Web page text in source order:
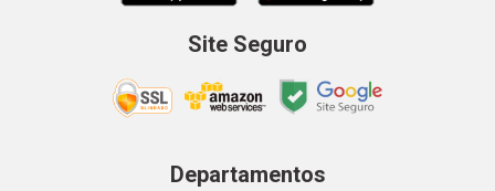
Site Seguro
Departamentos